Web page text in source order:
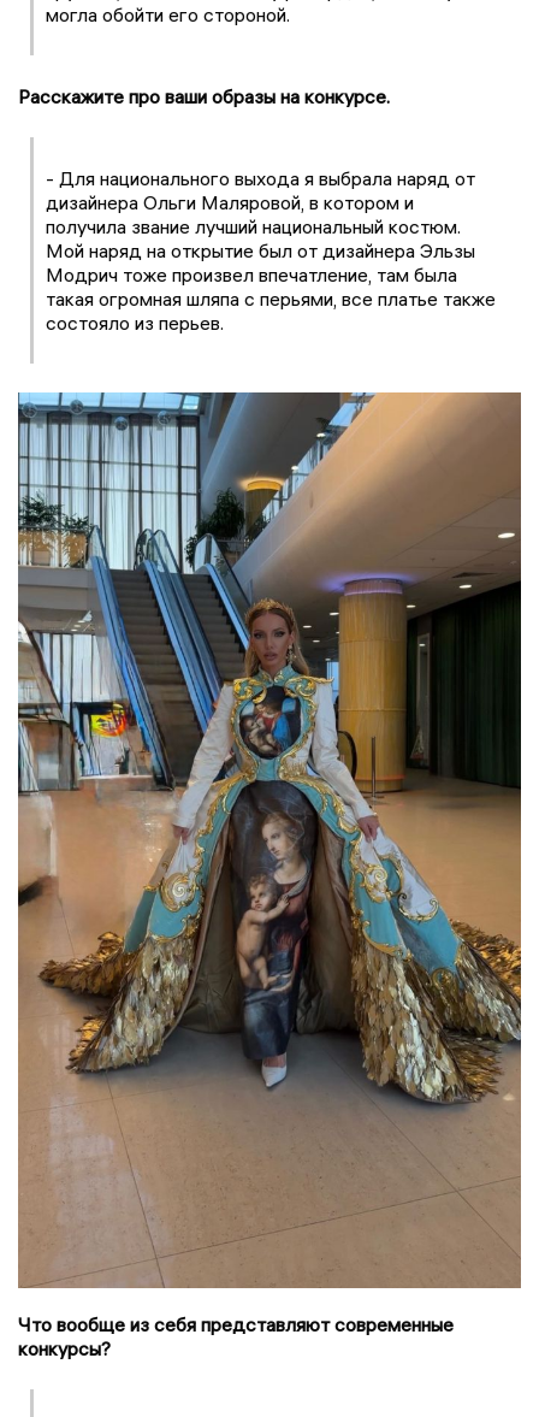
могла обойти его стороной.
Расскажите про ваши образы на конкурсе.
- Для национального выхода я выбрала наряд от
дизайнера Ольги Маляровой, в котором и
получила звание лучший национальный костюм.
Мой наряд на открытие был от дизайнера Эльзы
Модрич тоже произвел впечатление, там была
такая огромная шляпа с перьями, все платье также
состояло из перьев.
Что вообще из себя представляют современные
конкурсы?